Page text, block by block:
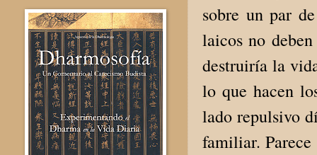
sobre un par
laicos no
destruiría la
lo que hacen
lado repulsivo
familiar. Parece